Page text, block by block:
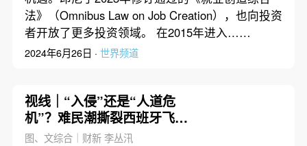
法》（Omnibus Law on Job Creation），也向投资
者开放了更多投资领域。 在2015年进入……
2024年6月26日 · 世界频道
视线｜“入侵”还是“人道危
机”？难民潮撕裂西班牙飞地
休达
图、文综合｜财新 李丛汛